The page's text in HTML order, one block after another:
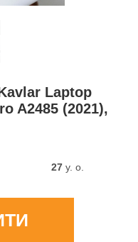
Laptop
A2485 (2021),
27y. о.